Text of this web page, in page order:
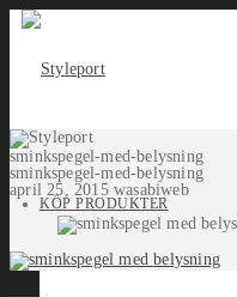
KÖP PRODUKTER
sminkspegel-med-belysning
sminkspegel-med-belysning
april 25, 2015 wasabiweb